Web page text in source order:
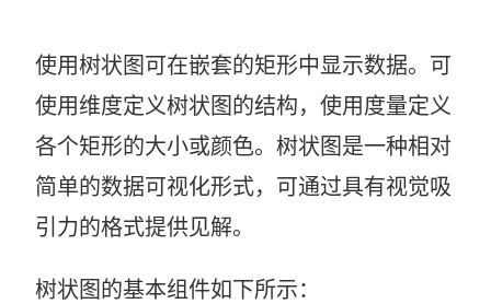
使用树状图可在嵌套的矩形中显示数据。可
使用维度定义树状图的结构，使用度量定义
各个矩形的大小或颜色。树状图是一种相对
简单的数据可视化形式，可通过具有视觉吸
引力的格式提供见解。
树状图的基本组件如下所示：